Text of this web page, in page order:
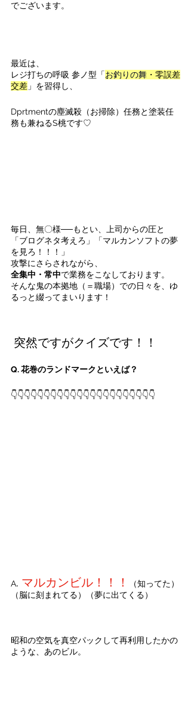
でございます。
最近は、
レジ打ちの呼吸 参ノ型「お釣りの舞 ・零誤差
交差 」を習得し、
Dprtmentの塵滅殺（お掃除）任務と塗装任
務も兼ねるS桃です♡
毎日、無〇様──もとい、上司からの圧と
「ブログネタ考えろ」「マルカンソフトの夢
を見ろ！！！」
攻撃にさらされながら、
全集中・常中で業務をこなしております。
そんな鬼の本拠地（＝職場）での日々を、ゆ
るっと綴ってまいります！
突然ですがクイズです！！
Q. 花巻のランドマークといえば？
👇👇👇👇👇👇👇👇👇👇👇👇👇👇👇👇👇👇👇👇👇👇
A. マルカンビル！！！
（知ってた）
（脳に刻まれてる）（夢に出てくる）
昭和の空気を真空パックして再利用したかの
ような、あのビル。